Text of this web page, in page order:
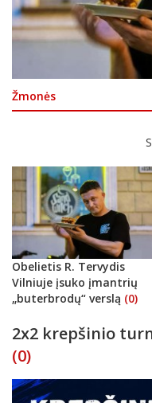
Žmonės
Obelietis R. Tervydis
Vilniuje įsuko įmantrių
„buterbrodų“ verslą (0)
2x2 krepšinio
(0)